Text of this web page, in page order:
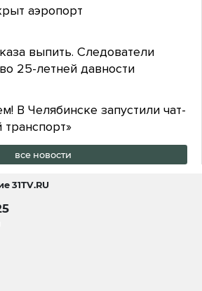
аэропорт
выпить. Следователи
25-летней давности
В Челябинске запустили чат-
все новости
31TV.RU